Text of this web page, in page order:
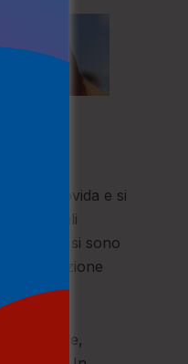
dei
della movida e si
dei quali
si sono
circolazione
Mobile,